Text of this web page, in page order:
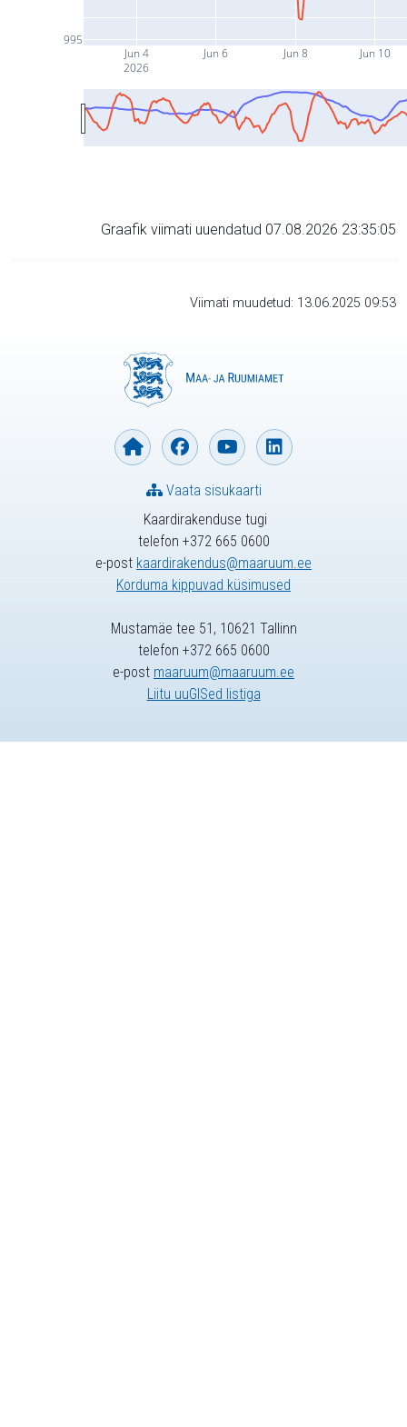
Jun 4
2026
Jun 6 Jun 8 Jun 10
995
Graafik viimati uuendatud 07.08.2026 23:35:05
Viimati muudetud: 13.06.2025 09:53
Kaardirakenduse tugi
telefon +372 665 0600
e-post kaardirakendus@maaruum.ee
Korduma kippuvad küsimused
Vaata sisukaarti
Mustamäe tee 51, 10621 Tallinn
telefon +372 665 0600
e-post maaruum@maaruum.ee
Liitu uuGISed listiga